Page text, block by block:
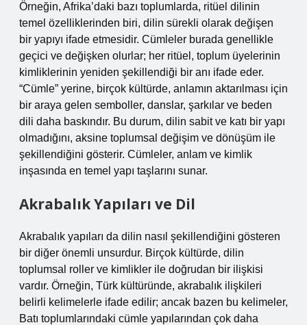
Örneğin, Afrika’daki bazı toplumlarda, ritüel dilinin
temel özelliklerinden biri, dilin sürekli olarak değişen
bir yapıyı ifade etmesidir. Cümleler burada genellikle
geçici ve değişken olurlar; her ritüel, toplum üyelerinin
kimliklerinin yeniden şekillendiği bir anı ifade eder.
“Cümle” yerine, birçok kültürde, anlamın aktarılması için
bir araya gelen semboller, danslar, şarkılar ve beden
dili daha baskındır. Bu durum, dilin sabit ve katı bir yapı
olmadığını, aksine toplumsal değişim ve dönüşüm ile
şekillendiğini gösterir. Cümleler, anlam ve kimlik
inşasında en temel yapı taşlarını sunar.
Akrabalık Yapıları ve Dil
Akrabalık yapıları da dilin nasıl şekillendiğini gösteren
bir diğer önemli unsurdur. Birçok kültürde, dilin
toplumsal roller ve kimlikler ile doğrudan bir ilişkisi
vardır. Örneğin, Türk kültüründe, akrabalık ilişkileri
belirli kelimelerle ifade edilir; ancak bazen bu kelimeler,
Batı toplumlarındaki cümle yapılarından çok daha